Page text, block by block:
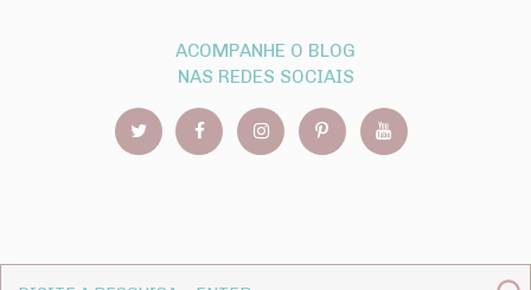
ACOMPANHE O BLOG
NAS REDES SOCIAIS